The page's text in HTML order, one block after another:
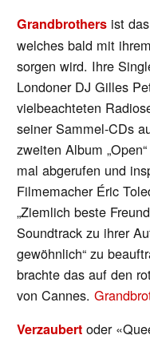
Grandbrothers ist
welches bald mit
sorgen wird. Ihre
Londoner DJ Gilles
vielbeachteten
seiner Sammel-CDs
zweiten Album
mal abgerufen und
Filmemacher Éric
„Ziemlich beste
Soundtrack zu ihrer
gewöhnlich“ zu
brachte das auf den
von Cannes.
Verzaubert oder